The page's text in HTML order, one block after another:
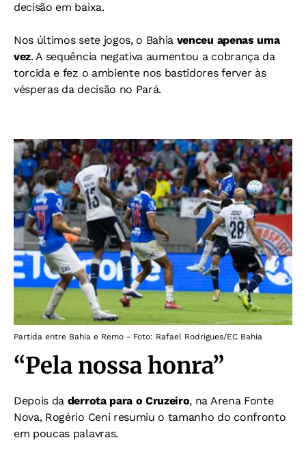
decisão em baixa.
Nos últimos sete jogos, o Bahia venceu apenas uma
vez. A sequência negativa aumentou a cobrança da
torcida e fez o ambiente nos bastidores ferver às
vésperas da decisão no Pará.
Partida entre Bahia e Remo - Foto: Rafael Rodrigues/EC Bahia
“Pela nossa honra”
Depois da derrota para o Cruzeiro, na Arena Fonte
Nova, Rogério Ceni resumiu o tamanho do confronto
em poucas palavras.